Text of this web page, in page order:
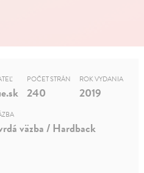
POČET STRÁN
240
ROK VYDANIA
2019
väzba / Hardback